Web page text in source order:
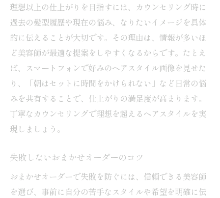
理想以上の仕上がりを目指すには、カウンセリング時に
過去の髪型履歴や現在の悩み、なりたいイメージを具体
的に伝えることが大切です。その理由は、情報が多いほ
ど美容師が最適な提案をしやすくなるからです。たとえ
ば、スマートフォンで好みのヘアスタイル画像を見せた
り、「朝はセットに時間をかけられない」など日常の悩
みを共有することで、仕上がりの満足度が高まります。
丁寧なカウンセリングで理想を超えるヘアスタイルを実
現しましょう。
失敗しないおまかせオーダーのコツ
おまかせオーダーで失敗を防ぐには、信頼できる美容師
を選び、事前に自分の苦手なスタイルや希望を明確に伝